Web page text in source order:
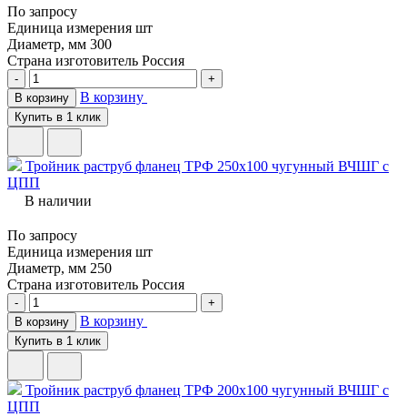
По запросу
Единица измерения шт
Диаметр, мм 300
Страна изготовитель Россия
-
+
В корзину
В корзину
Купить в 1 клик
Тройник раструб фланец ТРФ 250х100 чугунный ВЧШГ с
ЦПП
В наличии
По запросу
Единица измерения шт
Диаметр, мм 250
Страна изготовитель Россия
-
+
В корзину
В корзину
Купить в 1 клик
Тройник раструб фланец ТРФ 200х100 чугунный ВЧШГ с
ЦПП